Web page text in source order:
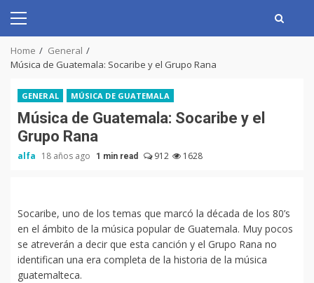
Primary
Home
General
Música de Guatemala: Socaribe y el Grupo Rana
GENERAL MÚSICA DE GUATEMALA
Música de Guatemala: Socaribe y el
Grupo Rana
alfa 18 años ago 1 min read 912 1628
Socaribe, uno de los temas que marcó la década de los 80’s
en el ámbito de la música popular de Guatemala. Muy pocos
se atreverán a decir que esta canción y el Grupo Rana no
identifican una era completa de la historia de la música
guatemalteca.